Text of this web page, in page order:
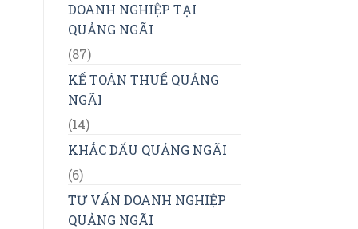
DOANH NGHIỆP TẠI
QUẢNG NGÃI
(87)
KẾ TOÁN THUẾ QUẢNG
NGÃI
(14)
KHẮC DẤU QUẢNG NGÃI
(6)
TƯ VẤN DOANH NGHIỆP
QUẢNG NGÃI